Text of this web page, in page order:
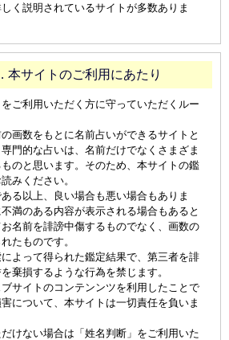
く説明されているサイトが多数ありま
サイトのご利用にあたり
ご利用いただく方に守っていただくルー
の画数をもとに名前占いができるサイトと
門的な占いは、名前だけでなくさまざま
のと思います。そのため、本サイトの鑑
みください。
る以上、良い場合も悪い場合もありま
満のある内容が表示される場合もあると
名前を誹謗中傷するものでなく、画数の
たものです。
よって得られた鑑定結果で、第三者を誹
棄損するような行為を禁じます。
サイトのコンテンンツを利用したことで
について、本サイトは一切責任を負いま
けない場合は「姓名判断」をご利用いた